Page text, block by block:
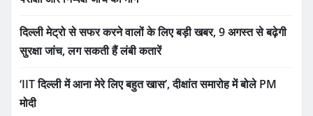
दिल्ली मेट्रो से सफर करने वालों के लिए बड़ी खबर, 9 अगस्त से बढ़ेगी
सुरक्षा जांच, लग सकती हैं लंबी कतारें
‘IIT दिल्ली में आना मेरे लिए बहुत खास’, दीक्षांत समारोह में बोले PM
मोदी